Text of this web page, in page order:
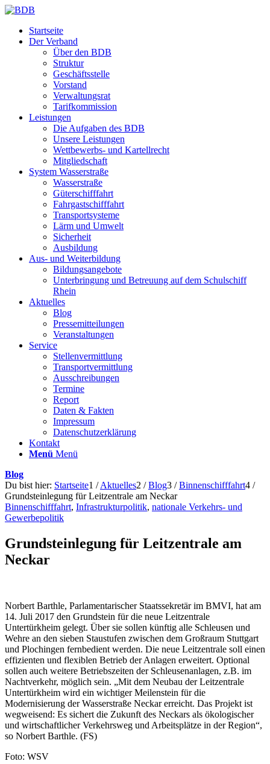
Startseite
Der Verband
Über den BDB
Struktur
Geschäftsstelle
Vorstand
Verwaltungsrat
Tarifkommission
Leistungen
Die Aufgaben des BDB
Unsere Leistungen
Wettbewerbs- und Kartellrecht
Mitgliedschaft
System Wasserstraße
Wasserstraße
Güterschifffahrt
Fahrgastschifffahrt
Transportsysteme
Lärm und Umwelt
Sicherheit
Ausbildung
Aus- und Weiterbildung
Bildungsangebote
Unterbringung und Betreuung auf dem Schulschiff
Rhein
Aktuelles
Blog
Pressemitteilungen
Veranstaltungen
Service
Stellenvermittlung
Transportvermittlung
Ausschreibungen
Termine
Report
Daten & Fakten
Impressum
Datenschutzerklärung
Kontakt
Menü Menü
Blog
Du bist hier: Startseite1 / Aktuelles2 / Blog3 / Binnenschifffahrt4 /
Grundsteinlegung für Leitzentrale am Neckar
Binnenschifffahrt, Infrastrukturpolitik, nationale Verkehrs- und
Gewerbepolitik
Grundsteinlegung für Leitzentrale am
Neckar
Norbert Barthle, Parlamentarischer Staatssekretär im BMVI, hat am
14. Juli 2017 den Grundstein für die neue Leitzentrale
Untertürkheim gelegt. Über sie sollen künftig alle Schleusen und
Wehre an den sieben Staustufen zwischen dem Großraum Stuttgart
und Plochingen fernbedient werden. Die neue Leitzentrale soll einen
effizienten und flexiblen Betrieb der Anlagen erweitert. Optional
sollen auch weitere Betriebszeiten der Schleusenanlagen, z.B. im
Nachtverkehr, möglich sein. „Mit dem Neubau der Leitzentrale
Untertürkheim wird ein wichtiger Meilenstein für die
Modernisierung der Wasserstraße Neckar erreicht. Das Projekt ist
wegweisend: Es sichert die Zukunft des Neckars als ökologischer
und wirtschaftlicher Verkehrsweg und Arbeitsplätze in der Region“,
so Norbert Barthle. (FS)
Foto: WSV